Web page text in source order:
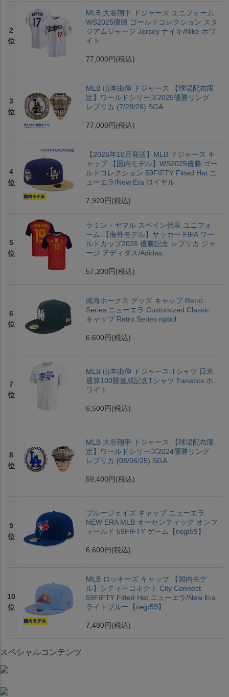
2
位
MLB 大谷翔平 ドジャース ユニフォーム
WS2025優勝 ゴールドコレクション スタ
ジアムジャージ Jersey ナイキ/Nike ホワ
イト
77,000円 (税込)
3
位
MLB 山本由伸 ドジャース 【球場配布限
定】ワールドシリーズ2025優勝リング
レプリカ (7/28/26) SGA
77,000円 (税込)
4
位
【2026年10月発送】MLB ドジャース キ
ャップ 【国内モデル】WS2025優勝 ゴー
ルドコレクション 59FIFTY Fitted Hat ニ
ューエラ/New Era ロイヤル
7,920円 (税込)
5
位
ラミン・ヤマル スペイン代表 ユニフォ
ーム 【海外モデル】サッカー FIFA ワー
ルドカップ2026 優勝記念 レプリカ ジャ
ージ アディダス/Adidas
57,200円 (税込)
6
位
南海ホークス グッズ キャップ Retro
Series ニューエラ Customized Classic
キャップ Retro Series npbcl
6,600円 (税込)
7
位
MLB 山本由伸 ドジャース Tシャツ 日米
通算100勝達成記念Tシャツ Fanatics ホ
ワイト
6,500円 (税込)
8
位
MLB 大谷翔平 ドジャース 【球場配布限
定】ワールドシリーズ2024優勝リング
レプリカ (08/06/25) SGA
59,400円 (税込)
9
位
ブルージェイズ キャップ ニューエラ
NEW ERA MLB オーセンティック オンフ
ィールド 59FIFTY ゲーム【nejp59】
6,600円 (税込)
10
位
MLB ロッキーズ キャップ 【国内モデ
ル】シティーコネクト City Connect
59FIFTY Fitted Hat ニューエラ/New Era
ライトブルー【nejp59】
7,480円 (税込)
スペシャルコンテンツ